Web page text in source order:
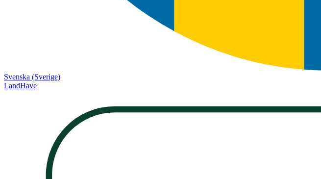
Svenska (Sverige)
LandHave